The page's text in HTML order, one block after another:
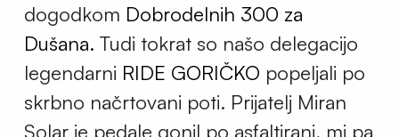
dogodkom Dobrodelnih 300 za
Dušana. Tudi tokrat so našo delegacijo
legendarni RIDE GORIČKO popeljali po
skrbno načrtovani poti. Prijatelj Miran
Solar je pedale gonil po asfaltirani, mi pa